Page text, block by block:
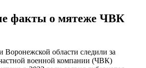
факты о мятеже ЧВК
Воронежской области следили за
военной компании (ЧВК)